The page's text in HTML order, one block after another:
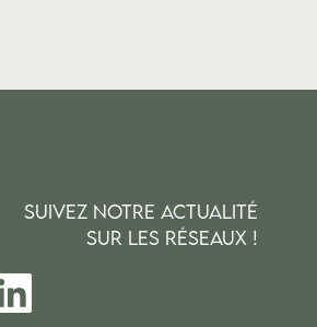
SUIVEZ NOTRE ACTUALITÉ
SUR LES RÉSEAUX !